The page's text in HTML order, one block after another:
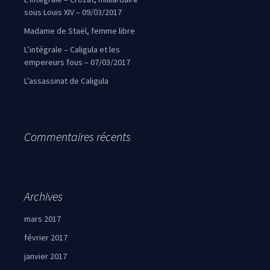
sous Louis XIV – 09/03/2017
Madame de Staël, femme libre
L’intégrale – Caligula et les
empereurs fous – 07/03/2017
L’assassinat de Caligula
Commentaires récents
Archives
mars 2017
février 2017
janvier 2017